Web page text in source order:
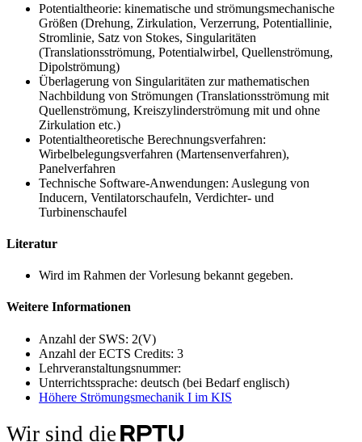
Potentialtheorie: kinematische und strömungsmechanische
Größen (Drehung, Zirkulation, Verzerrung, Potentiallinie,
Stromlinie, Satz von Stokes, Singularitäten
(Translationsströmung, Potentialwirbel, Quellenströmung,
Dipolströmung)
Überlagerung von Singularitäten zur mathematischen
Nachbildung von Strömungen (Translationsströmung mit
Quellenströmung, Kreiszylinderströmung mit und ohne
Zirkulation etc.)
Potentialtheoretische Berechnungsverfahren:
Wirbelbelegungsverfahren (Martensenverfahren),
Panelverfahren
Technische Software-Anwendungen: Auslegung von
Inducern, Ventilatorschaufeln, Verdichter- und
Turbinenschaufel
Literatur
Wird im Rahmen der Vorlesung bekannt gegeben.
Weitere Informationen
Anzahl der SWS: 2(V)
Anzahl der ECTS Credits: 3
Lehrveranstaltungsnummer:
Unterrichtssprache: deutsch (bei Bedarf englisch)
Höhere Strömungsmechanik I im KIS
Wir sind die